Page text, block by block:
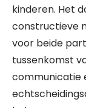
kinderen. Het
constructieve
voor beide
tussenkomst
communicatie